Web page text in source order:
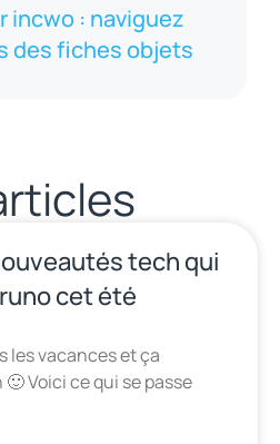
incwo : naviguez
des fiches objets
tech qui
cet été
les vacances et ça
Voici ce qui se passe